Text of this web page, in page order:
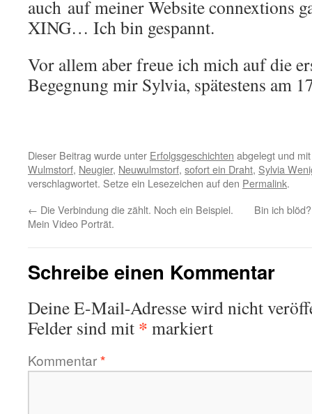
auch auf meiner Website connextions
XING… Ich bin gespannt.
Vor allem aber freue ich mich auf die
Begegnung mir Sylvia, spätestens am
Dieser Beitrag wurde unter Erfolgsgeschichten abgelegt und
Wulmstorf, Neugier, Neuwulmstorf, sofort ein Draht, Sylvia
verschlagwortet. Setze ein Lesezeichen auf den Permalink.
← Die Verbindung die zählt. Noch ein Beispiel.
Mein Video Porträt.
Bin ich
Schreibe einen Kommentar
Deine E-Mail-Adresse wird nicht
Felder sind mit * markiert
Kommentar*